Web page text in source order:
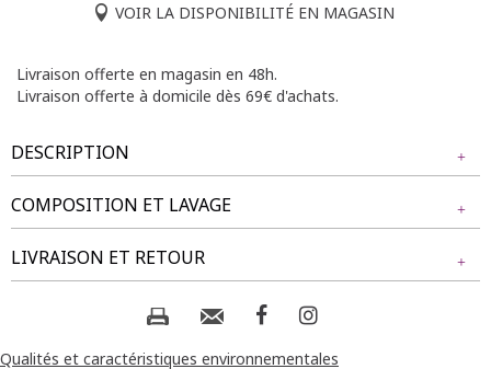
VOIR LA DISPONIBILITÉ EN MAGASIN
Livraison offerte en magasin en 48h.
Livraison offerte à domicile dès 69€ d'achats.
DESCRIPTION
Pantalon de ville droit à taille élastiquée. Longueur longue.
Détails de strass sur les fausses poches. Coupe fluide avec
une finition lisse. Deux fausses poches latérales.
Notre mannequin Delia mesure 1m71 et porte un pantalon
COMPOSITION ET LAVAGE
Tissu principal : 100% POLYESTER
Composition et lavage :
LIVRAISON ET RETOUR
NOS MODES DE LIVRAISON
Livraison Magasin :
Qualités et caractéristiques environnementales